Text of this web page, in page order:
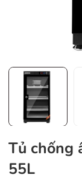
Tủ chống
55L